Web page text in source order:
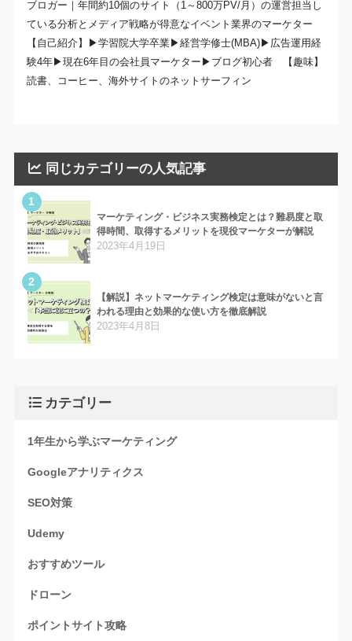
ブロガー｜年間約10個のサイト（1～800万PV/月）の運営担当し
ている分析とメディア戦略が得意なイベント業界のマーケター
【自己紹介】▶学習院大学卒業▶経営学修士(MBA)▶広告運用経
験4年▶現在6年目の会社員マーケター▶ブログ初心者 【趣味】
読書、コーヒー、海外サイトのネットサーフィン
同じカテゴリーの人気記事
1
マーケティング・ビジネス実務検定とは？難易度と取
得時間、取得するメリットを現役マーケターが解説
2023年4月19日
2
【解説】ネットマーケティング検定は意味がないと言
われる理由と効果的な使い方を徹底解説
2023年4月8日
カテゴリー
1年生から学ぶマーケティング
Googleアナリティクス
SEO対策
Udemy
おすすめツール
ドローン
ポイントサイト攻略